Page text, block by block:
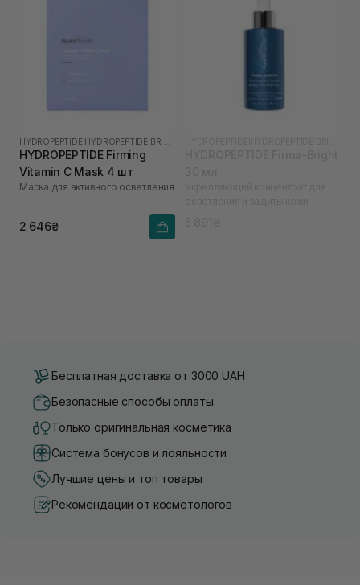
HYDROPEPTIDE
HYDROPEPTIDE Firming
Vitamin C Mask 4 шт
Маска для активного осветления
2 646₴
Бесплатная доставка от 3000 UAH
Безопасные способы оплаты
Только оригинальная косметика
Система бонусов и лояльности
Лучшие цены и топ товары
Рекомендации от косметологов